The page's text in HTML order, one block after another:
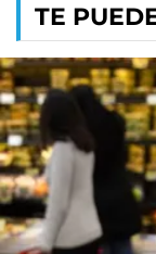
TE